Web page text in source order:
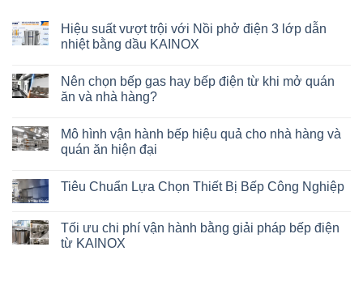
Hiệu suất vượt trội với Nồi phở điện 3 lớp dẫn
nhiệt bằng dầu KAINOX
Nên chọn bếp gas hay bếp điện từ khi mở quán
ăn và nhà hàng?
Mô hình vận hành bếp hiệu quả cho nhà hàng và
quán ăn hiện đại
Tiêu Chuẩn Lựa Chọn Thiết Bị Bếp Công Nghiệp
Tối ưu chi phí vận hành bằng giải pháp bếp điện
từ KAINOX